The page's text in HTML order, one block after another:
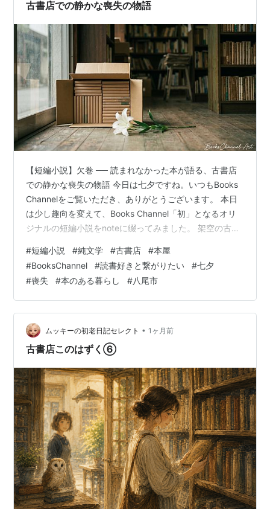
古書店での静かな喪失の物語
【短編小説】欠巻 ── 読まれなかった本が語る、古書店
での静かな喪失の物語 今日は七夕ですね。いつもBooks
Channelをご覧いただき、ありがとうございます。 本日
は少し趣向を変えて、Books Channel「初」となるオリ
ジナルの短編小説をnoteに綴ってみました。 架空の古書
「静かな彼女」と、レジに立つ青年の、言葉にならなか
った想いの物語です。 「いらっしゃいませ」「カバーお
かけしますか」「ありがとうございました」 何千回、何
万回と繰り返された日常のやり取り。何十年という時を
経て、古書店の前に置かれた一つの段ボール箱。そこに
入っていた…
#短編小説 #純文学 #古書店 #本屋
#BooksChannel #読書好きと繋がりたい #七夕
#喪失 #本のある暮らし #八尾市
ムッキーの初老日記セレクト • 1ヶ月前
古書店このはずく⑥